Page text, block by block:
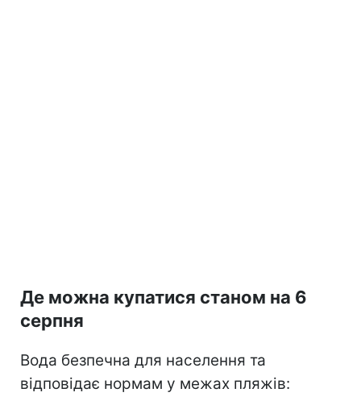
Де можна купатися станом на 6
серпня
Вода безпечна для населення та
відповідає нормам у межах пляжів: